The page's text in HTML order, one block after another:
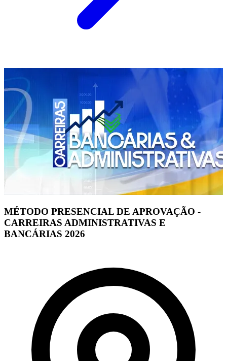
MÉTODO PRESENCIAL DE APROVAÇÃO -
CARREIRAS ADMINISTRATIVAS E
BANCÁRIAS 2026